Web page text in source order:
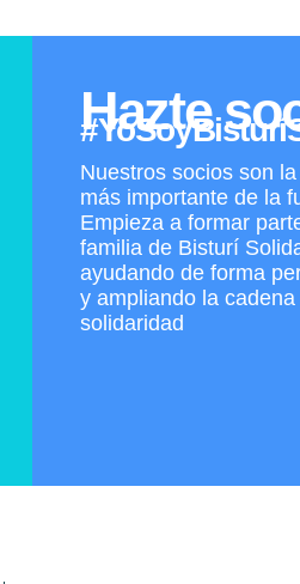
Hazte
Nuestros socios son
más importante de la
Empieza a formar
familia de Bisturí
ayudando de forma
y ampliando la
solidaridad